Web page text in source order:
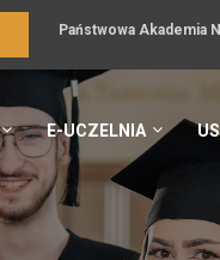
Państwowa Akademia
E-UCZELNIA